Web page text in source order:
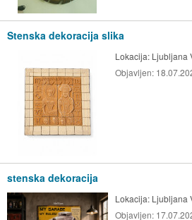
Stenska dekoracija slika
Lokacija: Ljubljana
Objavljen:
stenska dekoracija
Lokacija: Ljubljana
Objavljen: